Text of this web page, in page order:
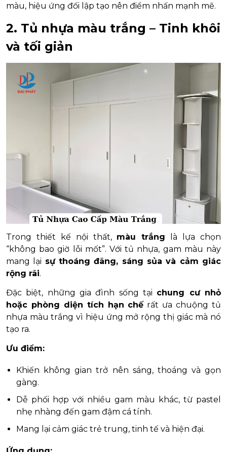
màu, hiệu ứng đối lập tạo nên điểm nhấn mạnh mẽ.
2. Tủ nhựa màu trắng – Tinh khôi
và tối giản
Trong thiết kế nội thất, màu trắng là lựa chọn
“không bao giờ lỗi mốt”. Với tủ nhựa, gam màu này
mang lại sự thoáng đãng, sáng sủa và cảm giác
rộng rãi.
Đặc biệt, những gia đình sống tại chung cư nhỏ
hoặc phòng diện tích hạn chếrất ưa chuộng tủ
nhựa màu trắng vì hiệu ứng mở rộng thị giác mà nó
tạo ra.
Ưu điểm:
Khiến không gian trở nên sáng, thoáng và gọn
gàng.
Dễ phối hợp với nhiều gam màu khác, từ pastel
nhẹ nhàng đến gam đậm cá tính.
Mang lại cảm giác trẻ trung, tinh tế và hiện đại.